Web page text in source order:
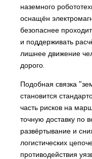
наземного
оснащён
безопаснее
и поддерживать
лишнее движение
дорого.
Подобная связка
становится
часть рисков на
точную доставку по
развёртывание и
логистических
противодействия